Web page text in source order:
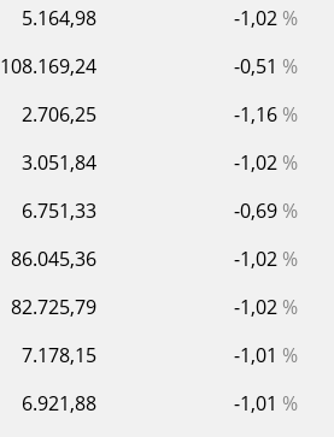
5.164,98 -1,02 %
108.169,24 -0,51 %
2.706,25 -1,16 %
3.051,84 -1,02 %
6.751,33 -0,69 %
86.045,36 -1,02 %
82.725,79 -1,02 %
7.178,15 -1,01 %
6.921,88 -1,01 %